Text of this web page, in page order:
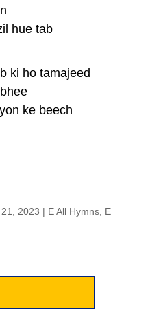
hue tab
ki ho tamajeed
ke beech
2023 | E All Hymns, E